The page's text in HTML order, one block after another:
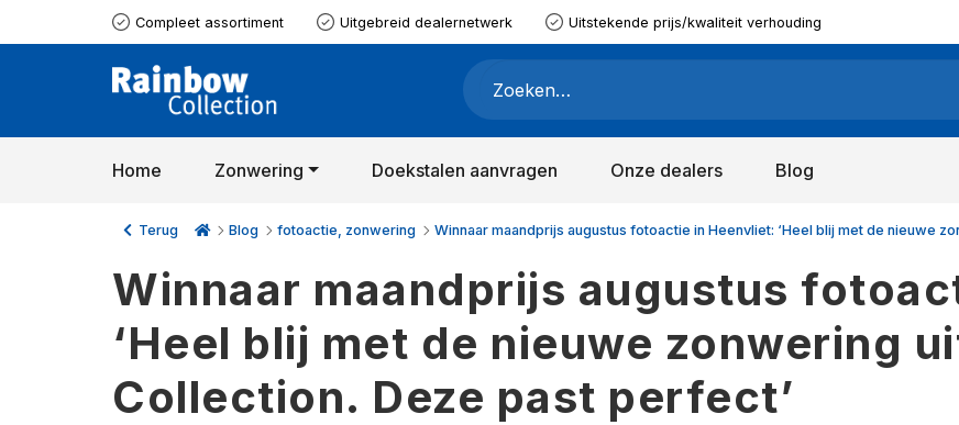
Compleet assortiment Uitgebreid dealernetwerk Uitstekende prijs/kwaliteit verhouding
Home Zonwering Doekstalen aanvragen Onze dealers Blog
Terug Blog fotoactie, zonwering Winnaar maandprijs augustus fotoactie in Heenvliet: ‘Heel blij met de nieuwe
Winnaar maandprijs augustus
‘Heel blij met de nieuwe zonwering
Collection. Deze past perfect’